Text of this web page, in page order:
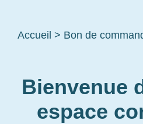
Accueil > Bon de
Bienvenue
espace